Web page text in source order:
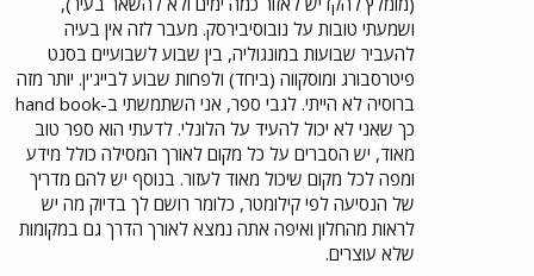
ושמעתי טובות על נובוסיבירסק. מעבר לזה אין בעיה
להעביר שבועות במונגוליה, בין שבוע לשבועיים בסנט
פיטרסבורג ומוסקווה (ביחד) ולפחות שבוע לבייג'ין. יותר מזה
ברוסיה לא הייתי. לגבי ספר, אני השתמשתי ב-hand book
כך שאני לא יכול להעיד על הלונלי. לדעתי הוא ספר טוב
מאוד, יש הסברים על כל מקום לאורך המסילה כולל מידע
ומפה לכל מקום שיכול מאוד לעזור. בנוסף יש להם מדריך
של הנסיעה לפי קילומטר, כלומר רושם לך בדיוק מה יש
לראות מהחלון ואיפה אתה נמצא לאורך הדרך גם במקומות
שלא עוצרים.